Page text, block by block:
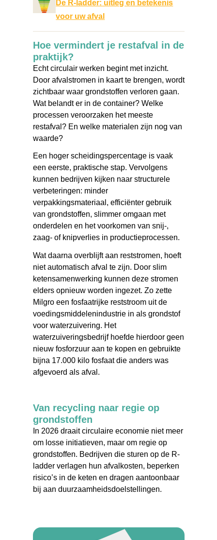
De R-ladder: uitleg en betekenis
voor uw afval
Hoe vermindert je restafval in de
praktijk?
Echt circulair werken begint met inzicht.
Door afvalstromen in kaart te brengen, wordt
zichtbaar waar grondstoffen verloren gaan.
Wat belandt er in de container? Welke
processen veroorzaken het meeste
restafval? En welke materialen zijn nog van
waarde?
Een hoger scheidingspercentage is vaak
een eerste, praktische stap. Vervolgens
kunnen bedrijven kijken naar structurele
verbeteringen: minder
verpakkingsmateriaal, efficiënter gebruik
van grondstoffen, slimmer omgaan met
onderdelen en het voorkomen van snij-,
zaag- of knipverlies in productieprocessen.
Wat daarna overblijft aan reststromen, hoeft
niet automatisch afval te zijn. Door slim
ketensamenwerking kunnen deze stromen
elders opnieuw worden ingezet. Zo zette
Milgro een fosfaatrijke reststroom uit de
voedingsmiddelenindustrie in als grondstof
voor waterzuivering. Het
waterzuiveringsbedrijf hoefde hierdoor geen
nieuw fosforzuur aan te kopen en gebruikte
bijna 17.000 kilo fosfaat die anders was
afgevoerd als afval.
Van recycling naar regie op
grondstoffen
In 2026 draait circulaire economie niet meer
om losse initiatieven, maar om regie op
grondstoffen. Bedrijven die sturen op de R-
ladder verlagen hun afvalkosten, beperken
risico’s in de keten en dragen aantoonbaar
bij aan duurzaamheidsdoelstellingen.